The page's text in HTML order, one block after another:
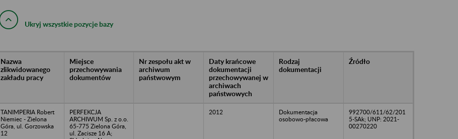
Ukryj wszystkie pozycje bazy
Nazwa
zlikwidowanego
zakładu pracy
Miejsce
przechowywania
dokumentów
Nr zespołu akt w
archiwum
państwowym
Daty krańcowe
dokumentacji
przechowywanej w
archiwach
państwowych
Rodzaj
dokumentacji
Źródło
TANIMPERIA Robert
Niemiec - Zielona
Góra, ul. Gorzowska
12
PERFEKCJA
ARCHIWUM Sp. z o.o.
65-775 Zielona Góra,
ul. Zacisze 16 A;
2012
Dokumentacja
osobowo-płacowa
992700/611/62/201
5-SAk; UNP: 2021-
00270220